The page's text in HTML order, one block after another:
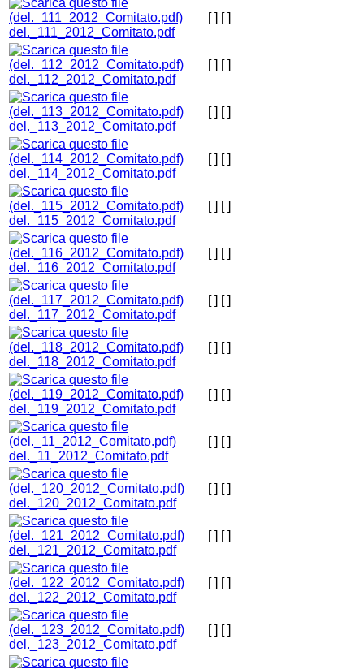
del._111_2012_Comitato.pdf
[ ] [ ]
del._112_2012_Comitato.pdf
[ ] [ ]
del._113_2012_Comitato.pdf
[ ] [ ]
del._114_2012_Comitato.pdf
[ ] [ ]
del._115_2012_Comitato.pdf
[ ] [ ]
del._116_2012_Comitato.pdf
[ ] [ ]
del._117_2012_Comitato.pdf
[ ] [ ]
del._118_2012_Comitato.pdf
[ ] [ ]
del._119_2012_Comitato.pdf
[ ] [ ]
del._11_2012_Comitato.pdf
[ ] [ ]
del._120_2012_Comitato.pdf
[ ] [ ]
del._121_2012_Comitato.pdf
[ ] [ ]
del._122_2012_Comitato.pdf
[ ] [ ]
del._123_2012_Comitato.pdf
[ ] [ ]